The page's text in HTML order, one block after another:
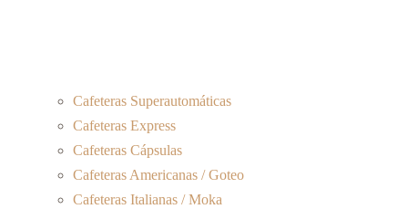
Cafeteras Superautomáticas
Cafeteras Express
Cafeteras Cápsulas
Cafeteras Americanas / Goteo
Cafeteras Italianas / Moka